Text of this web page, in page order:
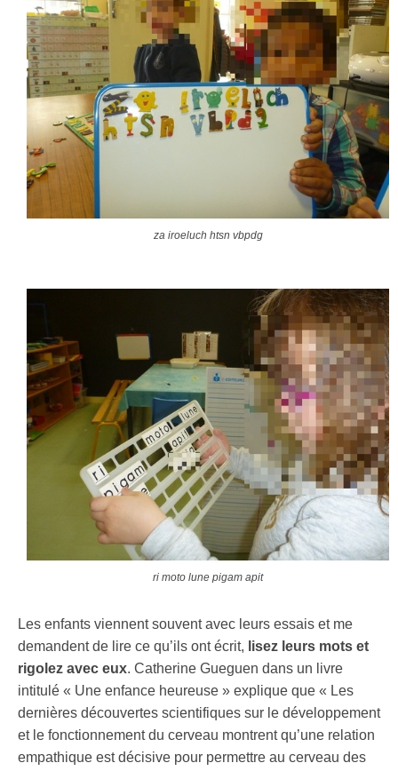
za iroeluch htsn vbpdg
ri moto lune pigam apit
Les enfants viennent souvent avec leurs essais et me
demandent de lire ce qu’ils ont écrit, lisez leurs mots et
rigolez avec eux. Catherine Gueguen dans un livre
intitulé « Une enfance heureuse » explique que « Les
dernières découvertes scientifiques sur le développement
et le fonctionnement du cerveau montrent qu’une relation
empathique est décisive pour permettre au cerveau des